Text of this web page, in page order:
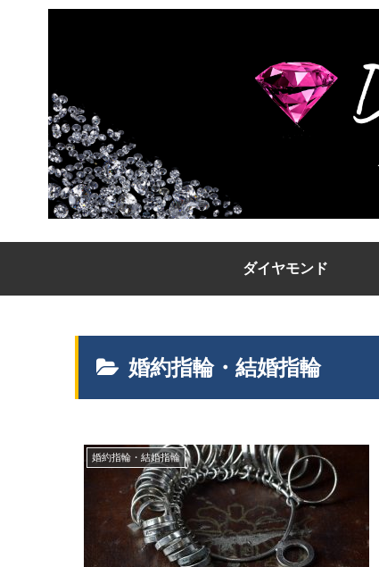
ダイヤモンド
婚約指輪・結婚指輪
婚約指輪・結婚指輪